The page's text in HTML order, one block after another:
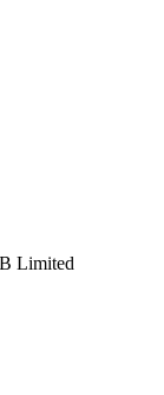
Limited